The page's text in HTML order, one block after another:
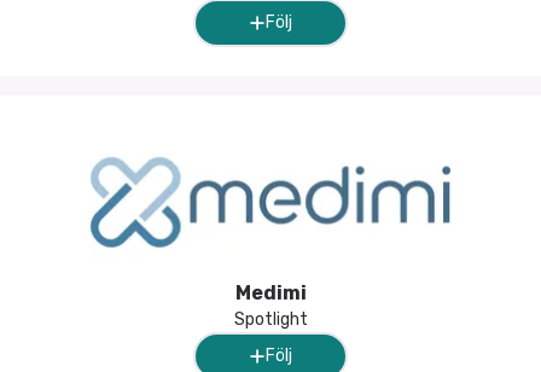
Följ
Medimi
Spotlight
Följ